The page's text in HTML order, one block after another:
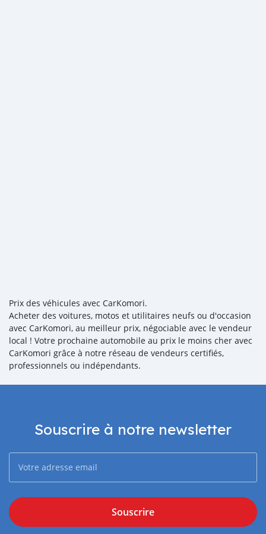
Prix des véhicules avec CarKomori.
Acheter des voitures, motos et utilitaires neufs ou d'occasion
avec CarKomori, au meilleur prix, négociable avec le vendeur
local ! Votre prochaine automobile au prix le moins cher avec
CarKomori grâce à notre réseau de vendeurs certifiés,
professionnels ou indépendants.
Souscrire à notre newsletter
Souscrire